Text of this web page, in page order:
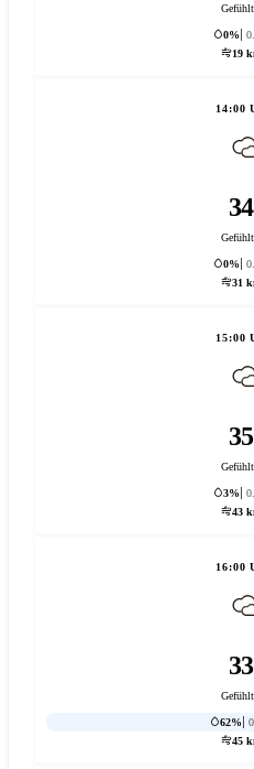
0%
19
14:00
0%
31
15:00
3%
43
16:00
62%
45